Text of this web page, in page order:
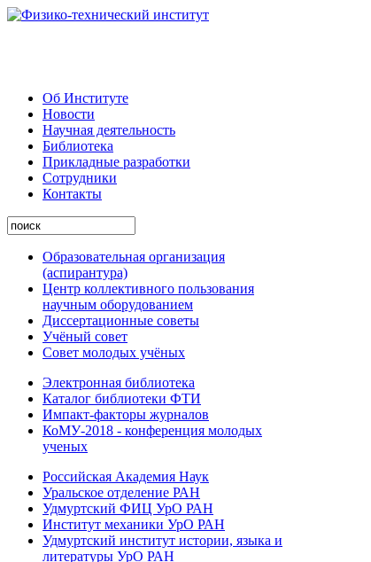
Об Институте
Новости
Научная деятельность
Библиотека
Прикладные разработки
Сотрудники
Контакты
Образовательная организация
(аспирантура)
Центр коллективного пользования
научным оборудованием
Диссертационные советы
Учёный совет
Совет молодых учёных
Электронная библиотека
Каталог библиотеки ФТИ
Импакт-факторы журналов
КоМУ-2018 - конференция молодых
ученых
Российская Академия Наук
Уральское отделение РАН
Удмуртский ФИЦ УрО РАН
Институт механики УрО РАН
Удмуртский институт истории, языка и
литературы УрО РАН